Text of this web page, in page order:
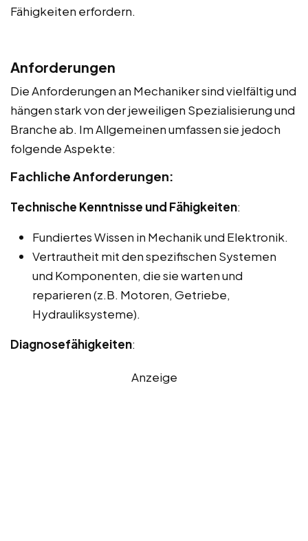
Fähigkeiten erfordern.
Anforderungen
Die Anforderungen an Mechaniker sind vielfältig und
hängen stark von der jeweiligen Spezialisierung und
Branche ab. Im Allgemeinen umfassen sie jedoch
folgende Aspekte:
Fachliche Anforderungen:
Technische Kenntnisse und Fähigkeiten:
Fundiertes Wissen in Mechanik und Elektronik.
Vertrautheit mit den spezifischen Systemen
und Komponenten, die sie warten und
reparieren (z.B. Motoren, Getriebe,
Hydrauliksysteme).
Diagnosefähigkeiten:
Anzeige